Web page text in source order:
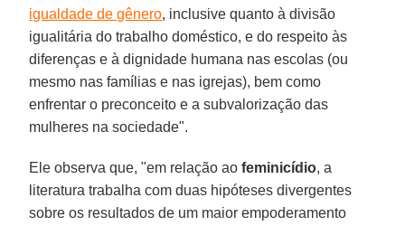
igualdade de gênero, inclusive quanto à divisão
igualitária do trabalho doméstico, e do respeito às
diferenças e à dignidade humana nas escolas (ou
mesmo nas famílias e nas igrejas), bem como
enfrentar o preconceito e a subvalorização das
mulheres na sociedade".
Ele observa que, "em relação aofeminicídio, a
literatura trabalha com duas hipóteses divergentes
sobre os resultados de um maior empoderamento